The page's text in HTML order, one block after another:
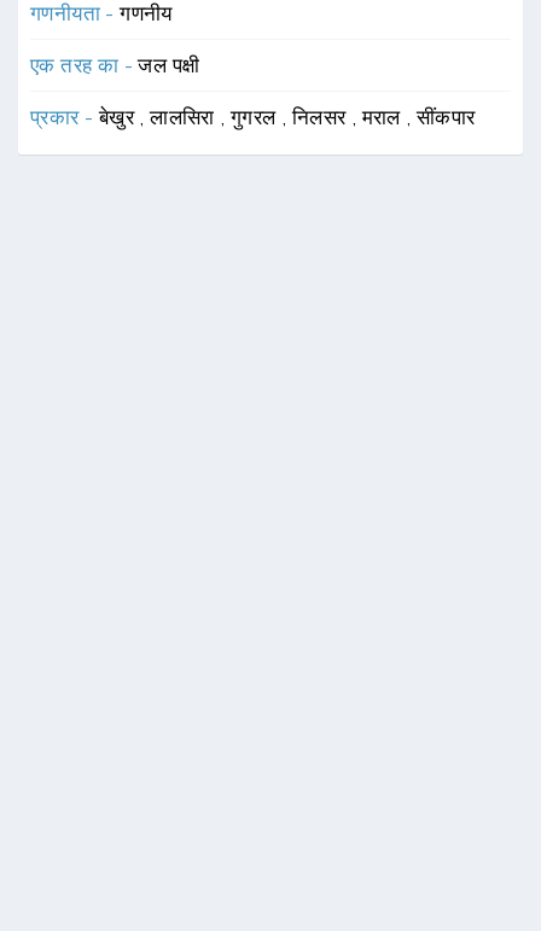
गणनीयता -गणनीय
एक तरह का -जल पक्षी
प्रकार -बेखुर ,लालसिरा ,गुगरल ,निलसर ,मराल ,सींकपार